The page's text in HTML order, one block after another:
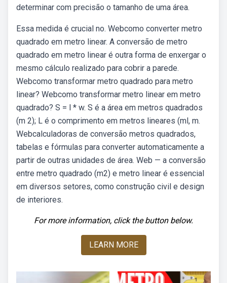
determinar com precisão o tamanho de uma área.
Essa medida é crucial no. Webcomo converter metro
quadrado em metro linear. A conversão de metro
quadrado em metro linear é outra forma de enxergar o
mesmo cálculo realizado para cobrir a parede.
Webcomo transformar metro quadrado para metro
linear? Webcomo transformar metro linear em metro
quadrado? S = l * w. S é a área em metros quadrados
(m 2); L é o comprimento em metros lineares (ml, m.
Webcalculadoras de conversão metros quadrados,
tabelas e fórmulas para converter automaticamente a
partir de outras unidades de área. Web — a conversão
entre metro quadrado (m2) e metro linear é essencial
em diversos setores, como construção civil e design
de interiores.
For more information, click the button below.
LEARN MORE